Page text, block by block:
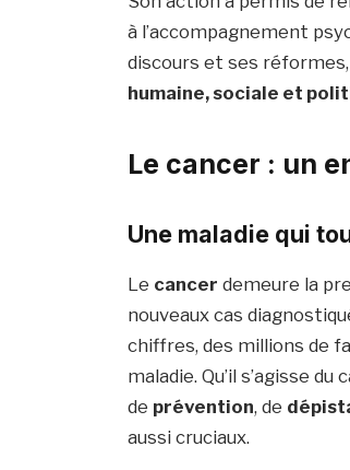
à l’accompagnement
discours et ses
humaine, sociale et
Le cancer : un
Une maladie qui
Le cancer demeure la
nouveaux cas
chiffres, des millions de
maladie. Qu’il s’agisse
de prévention, de
aussi cruciaux.